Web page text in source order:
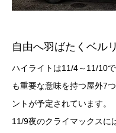
自由へ羽ばたくベル
ハイライトは11/4～ 11/10で
も重要な意味を持つ屋外7
ントが予定されています。
11/9夜のクライマックスに